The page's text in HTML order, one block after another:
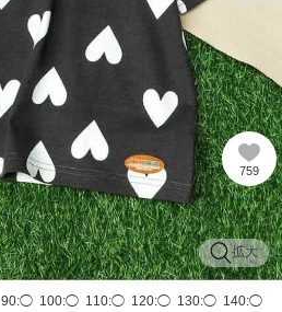
759
拡大
90:◯ 100:◯ 110:◯ 120:◯ 130:◯ 140:◯